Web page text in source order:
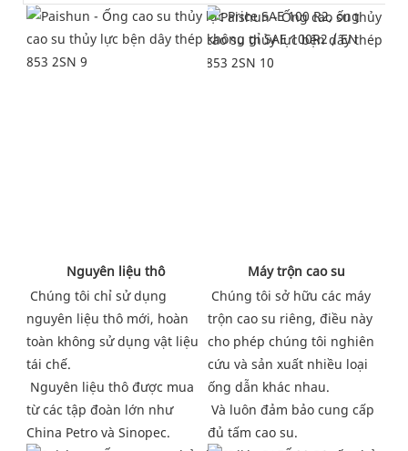
Nguyên liệu thô
Chúng tôi chỉ sử dụng
nguyên liệu thô mới, hoàn
toàn không sử dụng vật liệu
tái chế.
Nguyên liệu thô được mua
từ các tập đoàn lớn như
China Petro và Sinopec.
Máy trộn cao su
Chúng tôi sở hữu các máy
trộn cao su riêng, điều này
cho phép chúng tôi nghiên
cứu và sản xuất nhiều loại
ống dẫn khác nhau.
Và luôn đảm bảo cung cấp
đủ tấm cao su.